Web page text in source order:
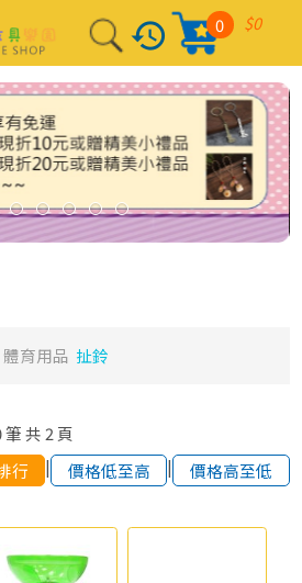
history $0
0
體育用品 扯鈴
筆 共 2頁
行 | 價格低至高 | 價格高至低